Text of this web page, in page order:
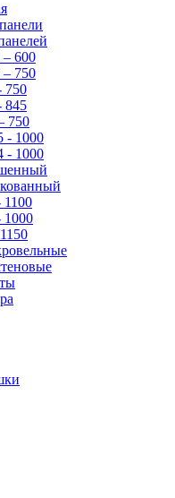
600
750
750
845
750
- 1000
- 1000
1000